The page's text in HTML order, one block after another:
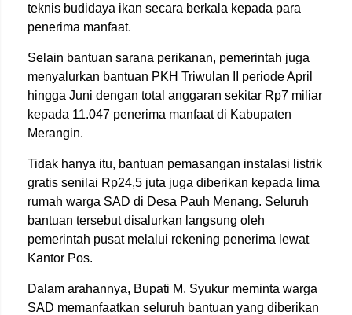
teknis budidaya ikan secara berkala kepada para
penerima manfaat.
Selain bantuan sarana perikanan, pemerintah juga
menyalurkan bantuan PKH Triwulan II periode April
hingga Juni dengan total anggaran sekitar Rp7 miliar
kepada 11.047 penerima manfaat di Kabupaten
Merangin.
Tidak hanya itu, bantuan pemasangan instalasi listrik
gratis senilai Rp24,5 juta juga diberikan kepada lima
rumah warga SAD di Desa Pauh Menang. Seluruh
bantuan tersebut disalurkan langsung oleh
pemerintah pusat melalui rekening penerima lewat
Kantor Pos.
Dalam arahannya, Bupati M. Syukur meminta warga
SAD memanfaatkan seluruh bantuan yang diberikan